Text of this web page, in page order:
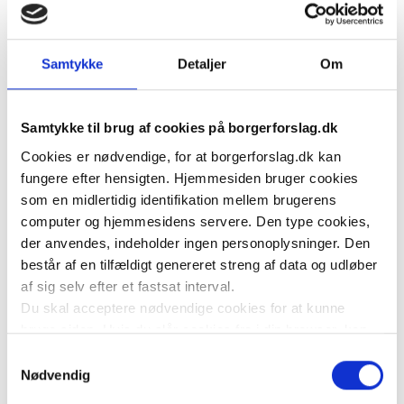
Samtykke Detaljer Om
Samtykke til brug af cookies på borgerforslag.dk
Cookies er nødvendige, for at borgerforslag.dk kan
fungere efter hensigten. Hjemmesiden bruger cookies
som en midlertidig identifikation mellem brugerens
computer og hjemmesidens servere. Den type cookies,
der anvendes, indeholder ingen personoplysninger. Den
består af en tilfældigt genereret streng af data og udløber
af sig selv efter et fastsat interval.
Du skal acceptere nødvendige cookies for at kunne
bruge siden. Hvis du slår cookies fra i din browser, kan
hovedstiller, acceptere at være medstiller af forslag eller
Nødvendig
der bruger religion som magtredskab. Det samme
gælder enhver anden totalitær ideologi der sætter sig
selv over dansk lov.
Kritik af en ideologi er ikke had
Dansk demokrati er bygget på retten til at kritisere alt
— love, politikere, religioner og ideologier. Den ret
gælder også her.
At reagere på dokumenterede terrorangreb,
groomingnetværk, æresdrab og systematisk
diskrimination. Det er lighed for loven.